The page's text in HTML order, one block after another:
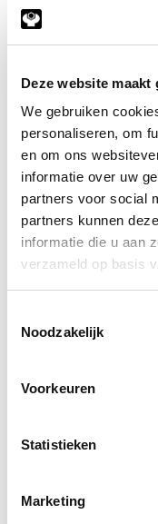
Deze website
We gebruiken
personaliseren, om
en om ons
informatie over uw
partners voor social
partners kunnen
informatie die u aan
verzameld op basis
Noodzakelijk
Voorkeuren
Statistieken
Marketing